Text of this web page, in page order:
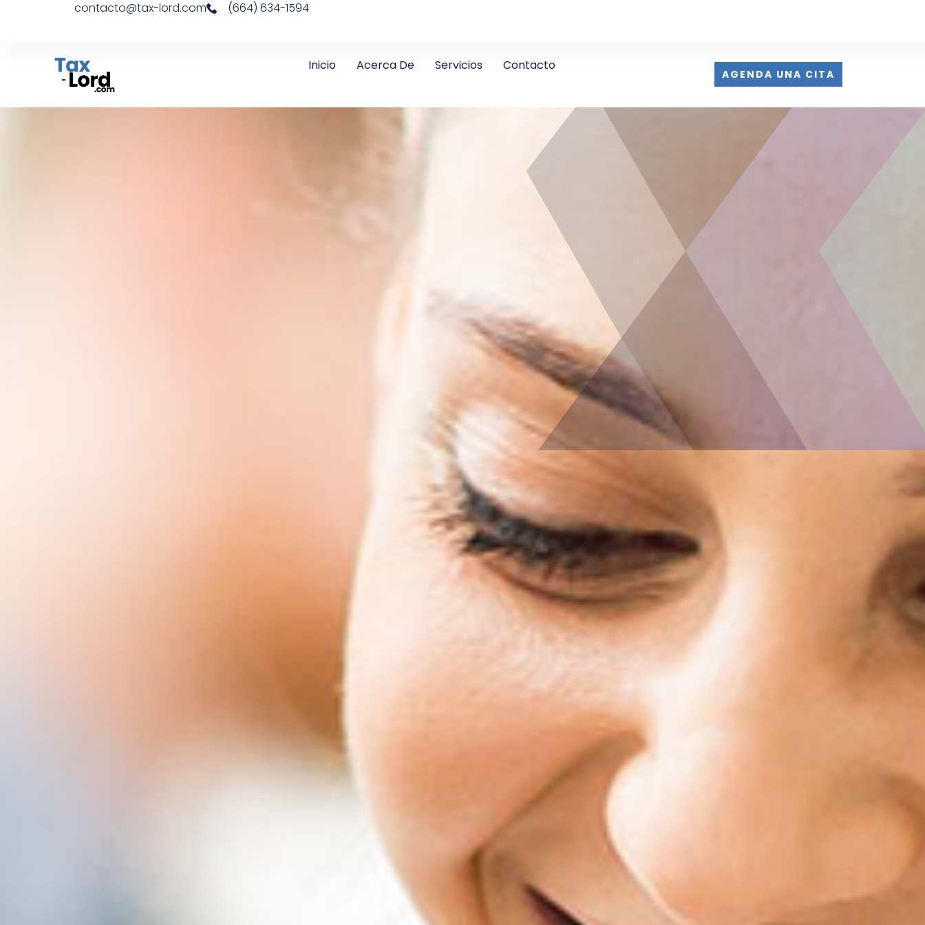
contacto@tax-lord.com (664) 634-1594
Inicio Acerca De Servicios Contacto
AGENDA UNA CITA